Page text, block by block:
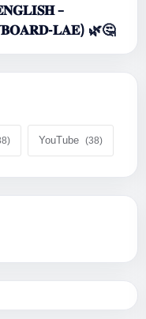
–
𝐋𝐀𝐄) 🌿🤔
YouTube